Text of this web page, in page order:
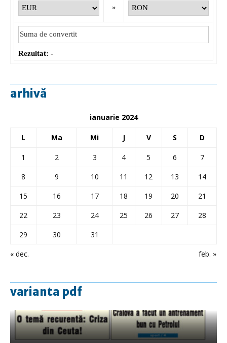
»
Rezultat: -
arhivă
ianuarie 2024
L Ma Mi J V S D
« dec. feb. »
1 2 3 4 5 6
7
8
9 10 11 12 13
14
15
16 17 18 19 20
21
22
23 24 25 26 27
28
29
30 31
varianta pdf